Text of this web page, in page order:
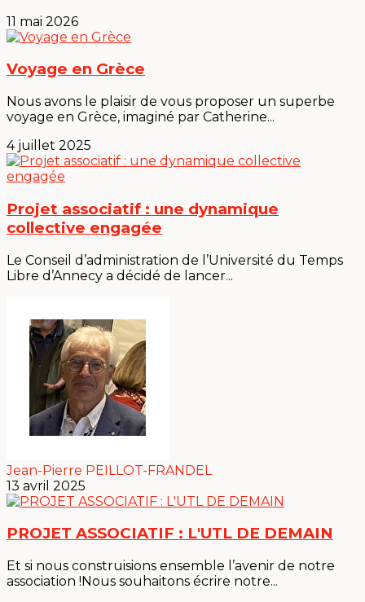
11 mai 2026
Voyage en Grèce
Nous avons le plaisir de vous proposer un superbe
voyage en Grèce, imaginé par Catherine...
4 juillet 2025
Projet associatif : une dynamique
collective engagée
Le Conseil d’administration de l’Université du Temps
Libre d’Annecy a décidé de lancer...
Jean-Pierre PEILLOT-FRANDEL
13 avril 2025
PROJET ASSOCIATIF : L'UTL DE DEMAIN
Et si nous construisions ensemble l’avenir de notre
association !Nous souhaitons écrire notre...